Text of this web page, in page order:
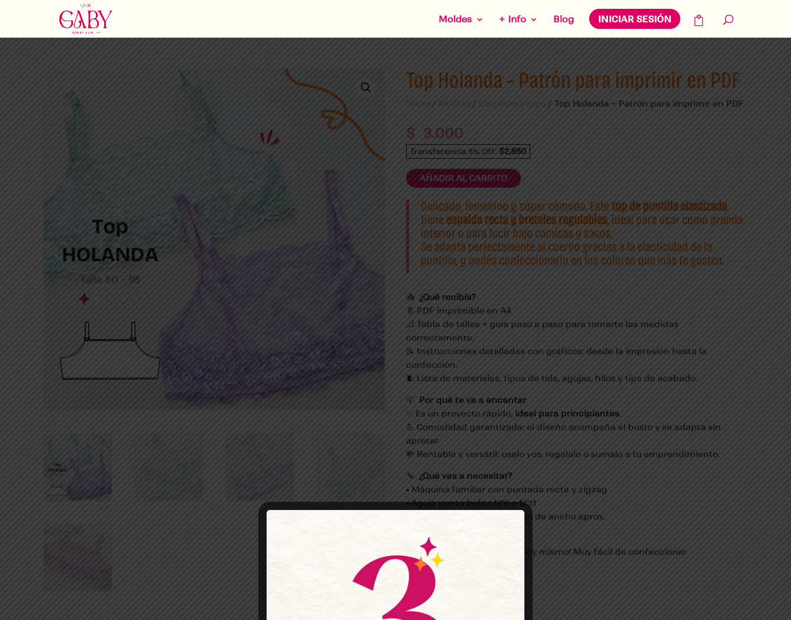
Moldes + Info Blog INICIAR SESIÓN
Top Holanda – Patrón para imprimir en PDF
Inicio / Moldes / Corpiños y tops / Top Holanda – Patrón para imprimir en PDF
$ 3.000
Transferencia 5% Off: $2,850
AÑADIR AL CARRITO
Delicado, femenino y súper cómodo. Estetop de puntilla elastizada
tieneespalda recta y breteles regulables, ideal para usar como prenda
interior o para lucir bajo camisas y sacos.
Se adapta perfectamente al cuerpo gracias a la elasticidad de la
puntilla, y podés confeccionarlo en los colores que más te gusten.
📥 ¿Qué recibís?
📄 PDF imprimible en A4
📐 Tabla de talles + guía paso a paso para tomarte las medidas
correctamente.
📝 Instrucciones detalladas con gráficos: desde la impresión hasta la
confección.
🧵 Lista de materiales, tipos de tela, agujas, hilos y tips de acabado.
💡 Por qué te va a encantar
✨ Es un proyecto rápido, ideal para principiantes.
💪 Comodidad garantizada: el diseño acompaña el busto y se adapta sin
apretar.
💸 Rentable y versátil: usalo vos, regalalo o sumalo a tu emprendimiento.
🔧 ¿Qué vas a necesitar?
• Máquina familiar con puntada recta y zigzag
• Aguja punta bolita N°9 o N°11
• Puntilla elastizada de 17 cm de ancho aprox.
• Avios para breteles
🎁 ¡Descargalo y estrenalo hoy mismo! Muy fácil de confeccionar